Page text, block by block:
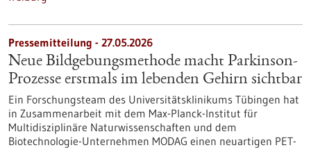
Pressemitteilung - 27.05.2026
Neue Bildgebungsmethode macht Parkinson-
Prozesse erstmals im lebenden Gehirn sichtbar
Ein Forschungsteam des Universitätsklinikums Tübingen hat
in Zusammenarbeit mit dem Max-Planck-Institut für
Multidisziplinäre Naturwissenschaften und dem
Biotechnologie-Unternehmen MODAG einen neuartigen PET-